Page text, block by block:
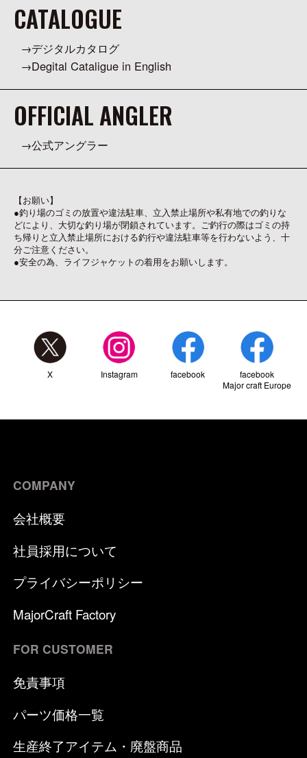
CATALOGUE
デジタルカタログ
Degital Cataligue in English
OFFICIAL ANGLER
公式アングラー
【お願い】
●釣り場のゴミの放置や違法駐車、立入禁止場所や私有地での釣りな
どにより、大切な釣り場が閉鎖されています。ご釣行の際はゴミの持
ち帰りと立入禁止場所における釣行や違法駐車等を行わないよう、十
分ご注意ください。
●安全の為、ライフジャケットの着用をお願いします。
X Instagram facebook
facebook
Major craft Europe
COMPANY
会社概要
社員採用について
プライバシーポリシー
MajorCraft Factory
FOR CUSTOMER
免責事項
パーツ価格一覧
生産終了アイテム・廃盤商品